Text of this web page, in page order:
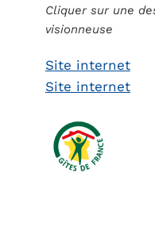
Cliquer sur une
visionneuse
Site internet
Site internet